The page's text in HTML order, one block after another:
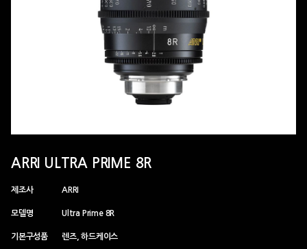
ARRI ULTRA PRIME 8R
제조사 ARRI
모델명 Ultra Prime 8R
기본구성품 렌즈, 하드케이스